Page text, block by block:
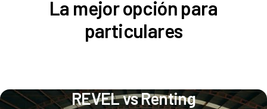
La mejor opción para
particulares
REVEL vs Renting